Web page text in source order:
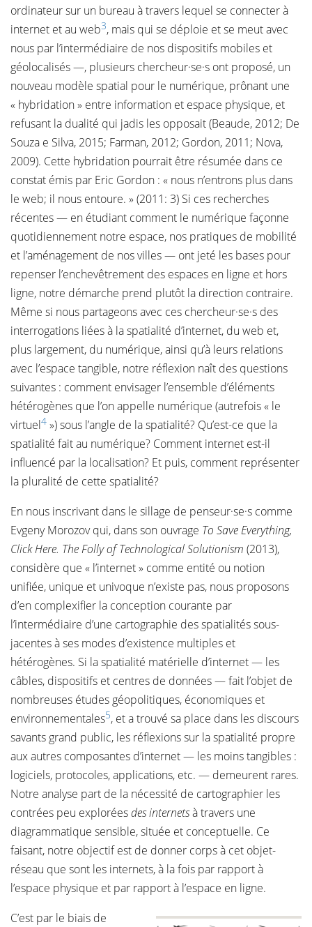
ordinateur sur un bureau à travers lequel se connecter à
internet et au web3, mais qui se déploie et se meut avec
nous par l’intermédiaire de nos dispositifs mobiles et
géolocalisés —, plusieurs chercheur·se·s ont proposé, un
nouveau modèle spatial pour le numérique, prônant une
« hybridation » entre information et espace physique, et
refusant la dualité qui jadis les opposait (Beaude, 2012; De
Souza e Silva, 2015; Farman, 2012; Gordon, 2011; Nova,
2009). Cette hybridation pourrait être résumée dans ce
constat émis par Eric Gordon : « nous n’entrons plus dans
le web; il nous entoure. » (2011: 3) Si ces recherches
récentes — en étudiant comment le numérique façonne
quotidiennement notre espace, nos pratiques de mobilité
et l’aménagement de nos villes — ont jeté les bases pour
repenser l’enchevêtrement des espaces en ligne et hors
ligne, notre démarche prend plutôt la direction contraire.
Même si nous partageons avec ces chercheur·se·s des
interrogations liées à la spatialité d’internet, du web et,
plus largement, du numérique, ainsi qu’à leurs relations
avec l’espace tangible, notre réflexion naît des questions
suivantes : comment envisager l’ensemble d’éléments
hétérogènes que l’on appelle numérique (autrefois « le
virtuel4 ») sous l’angle de la spatialité? Qu’est-ce que la
spatialité fait au numérique? Comment internet est-il
influencé par la localisation? Et puis, comment représenter
la pluralité de cette spatialité?
En nous inscrivant dans le sillage de penseur·se·s comme
Evgeny Morozov qui, dans son ouvrage To Save Everything,
Click Here. The Folly of Technological Solutionism (2013),
considère que « l’internet » comme entité ou notion
unifiée, unique et univoque n’existe pas, nous proposons
d’en complexifier la conception courante par
l’intermédiaire d’une cartographie des spatialités sous-
jacentes à ses modes d’existence multiples et
hétérogènes. Si la spatialité matérielle d’internet — les
câbles, dispositifs et centres de données — fait l’objet de
nombreuses études géopolitiques, économiques et
environnementales5, et a trouvé sa place dans les discours
savants grand public, les réflexions sur la spatialité propre
aux autres composantes d’internet — les moins tangibles :
logiciels, protocoles, applications, etc. — demeurent rares.
Notre analyse part de la nécessité de cartographier les
contrées peu exploréesdes internetsà travers une
diagrammatique sensible, située et conceptuelle. Ce
faisant, notre objectif est de donner corps à cet objet-
réseau que sont les internets, à la fois par rapport à
l’espace physique et par rapport à l’espace en ligne.
C’est par le biais de